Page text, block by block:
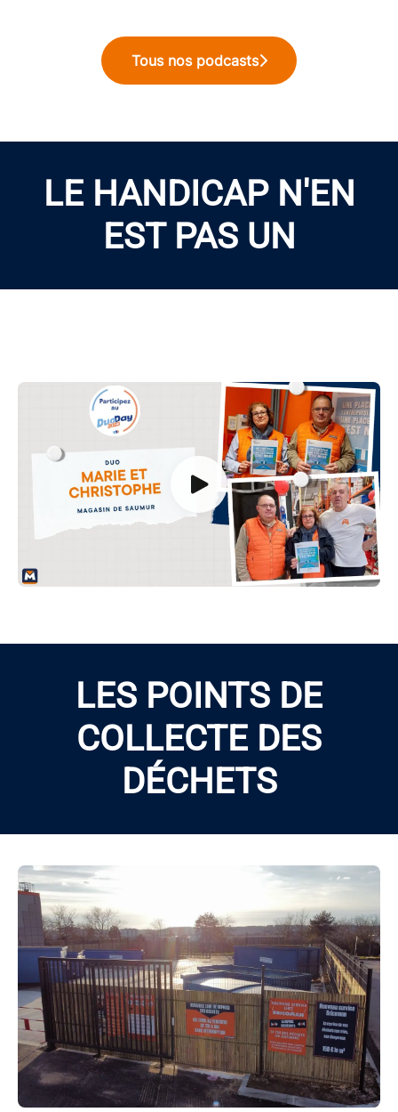
Tous nos podcasts
LE HANDICAP N'EN
EST PAS UN
LES POINTS DE
COLLECTE DES
DÉCHETS